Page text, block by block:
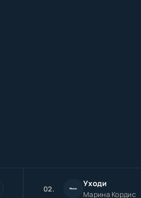
02. Уходи
Марина Кордис